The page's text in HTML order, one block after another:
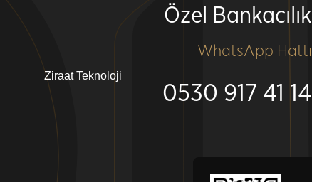
Ziraat Teknoloji
Özel Bankacılık
WhatsApp Hattı
0530 917 41 14